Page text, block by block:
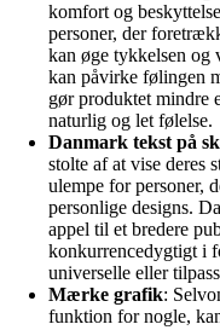
komfort og
personer, der
kan øge tykkelsen og
kan påvirke følingen
gør produktet mindre
naturlig og let følelse.
Danmark tekst på
stolte af at vise deres
ulempe for personer,
personlige designs.
appel til et bredere
konkurrencedygtigt i
universelle eller
Mærke grafik:
funktion for nogle,